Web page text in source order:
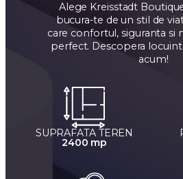
Alege Kreisstadt
bucura-te de un stil de
care confortul, siguranta si
perfect. Descopera
acum!
SUPRAFATA TEREN
2400 mp